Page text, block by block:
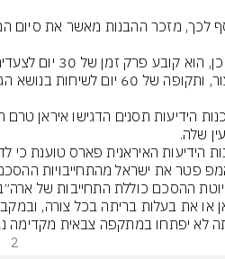
שלה.
לא יפתחו במתקפה צבאית מקדימה
2